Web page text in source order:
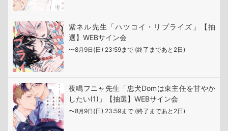
紫ネル先生「ハツコイ・リプライズ」【抽
選】WEBサイン会
〜8月9日 (日) 23:59まで (終了まであと2日)
夜鳴フニャ先生「忠犬Domは東主任を甘やか
したい(1)」【抽選】WEBサイン会
〜8月9日 (日) 23:59まで (終了まであと2日)